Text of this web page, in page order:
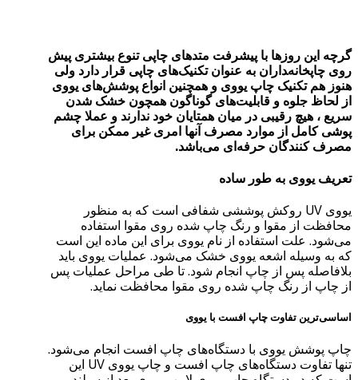
گرچه این روزها با پیشرفت متدهای چاپی تنوع بیشتری پیش
روی چاپخانه‌‍داران به عنوان تکنیک‌های چاپی قرار دارد ولی
هنوز هم تکنیک چاپ یووی و همچنین انواع پوشش‌های یووی
از لحاظ جلوه و قابلیت‌های گوناگون همچون خشک شدن
سریع ، هیچ رقیبی در میان همتایان خود ندارند و عملا چشم
پوشی کامل از موارد مصرف آنها امری غیر ممکن برای
مصرف کنندگان حرفه‌ای می‌باشد.
تعریف یووی به طور ساده
یووی UV روکش پوششی شفافی است که به منظور
محافظت از مقوا و رنگ چاپ شده روی مقوا استفاده
می‌شود. علت استفاده از نام یووی برای این ماده این است
که به وسیله اشعه یووی خشک می‌شود. عملیات یووی باید
بلافاصله پس از چاپ انجام ‌شود. تا طی مراحل عملیات پس
از چاپ از رنگ چاپ شده روی مقوا محافظت نماید.
اساسی‌ترین تفاوت چاپ افست با یووی
چاپ پوشش یووی با دستگاه‌های چاپ افست انجام می‌شود.
تنها تفاوت دستگاه‌های چاپ افست و چاپ یووی UV این